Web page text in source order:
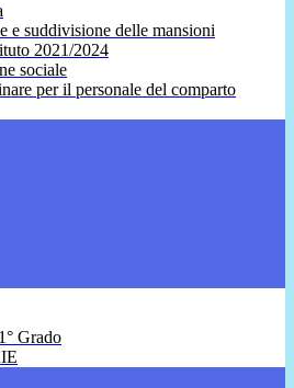
e suddivisione delle mansioni
2021/2024
sociale
per il personale del comparto
Grado